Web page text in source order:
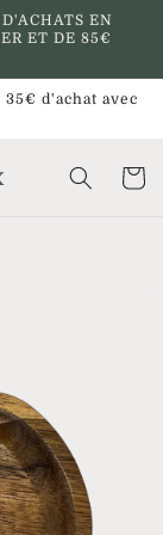
EN
ET DE 85€
d'achat avec
Panier